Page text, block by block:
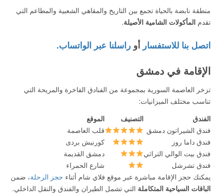
منطقة نابضة بالحياة تجمع بين التاريخ والمقاهي الشعبية والمطاعم التي
تقدم المأكولات الشامية الأصيلة.
اتصل بنا للاستفسار أو راسلنا عبر الواتساب.
الإقامة في دمشق
تزخر العاصمة السورية بمجموعة من الفنادق الفاخرة والمريحة التي
تناسب مختلف الميزانيات:
الفندق
التصنيف
الموقع
فندق الشيراتون دمشق
قلب العاصمة
فندق داما روز
كورنيش بردى
فندق بيت الوالي التراثي
دمشق القديمة
فندق تشرشل
شارع الحمراء
يمكنك حجز الإقامة مباشرة عبر موقع فلاي شام أثناء حجز الرحلة، ضمن
الباقات السياحية المتكاملة التي تشمل الطيران والفندق والنقل الداخلي.